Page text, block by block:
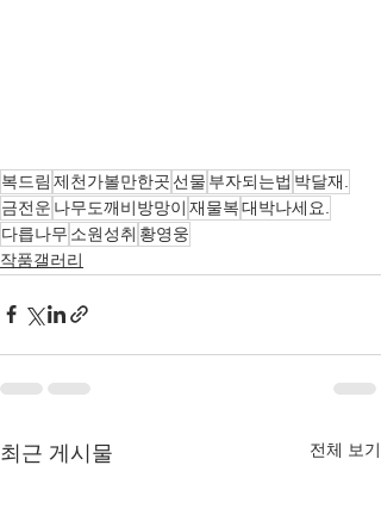
복드림 제천가볼만한곳 선물 부자되는법 박달재.
금전운 나무도깨비방망이 재물복대박나세요.
다릅나무 소원성취 황영웅
작품갤러리
최근 게시물 전체 보기